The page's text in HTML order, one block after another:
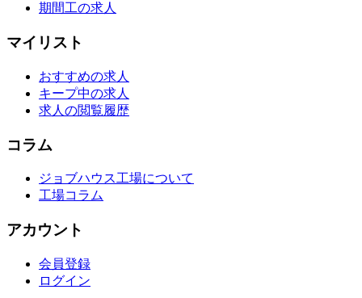
期間工の求人
マイリスト
おすすめの求人
キープ中の求人
求人の閲覧履歴
コラム
ジョブハウス工場について
工場コラム
アカウント
会員登録
ログイン